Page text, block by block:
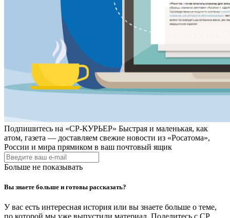
Подпишитесь на «СР-КУРЬЕР» Быстрая и маленькая, как
атом, газета — доставляем свежие новости из «Росатома»,
России и мира прямиком в ваш почтовый ящик
Больше не показывать
Вы знаете больше и готовы рассказать?
У вас есть интересная история или вы знаете больше о теме,